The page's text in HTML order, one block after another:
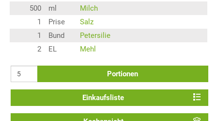
500
ml
Milch
1
Prise
Salz
1
Bund
Petersilie
2
EL Mehl
Portionen
Einkaufsliste